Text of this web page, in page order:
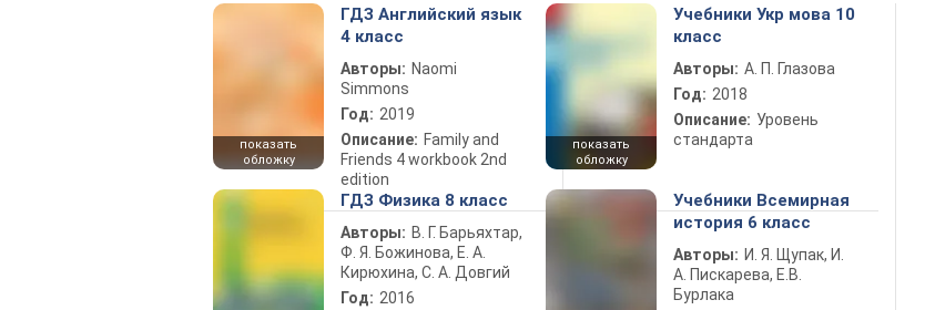
показать
обложку
ГДЗ Английский язык
4 класс
Авторы: Naomi
Simmons
Год: 2019
Описание: Family and
Friends 4 workbook 2nd
edition
показать
обложку
Учебники Укр мова 10
класс
Авторы: А. П. Глазова
Год: 2018
Описание: Уровень
стандарта
ГДЗ Физика 8 класс
Авторы: В. Г. Барьяхтар,
Ф. Я. Божинова, Е. А.
Кирюхина, С. А. Довгий
Год: 2016
Учебники Всемирная
история 6 класс
Авторы: И. Я. Щупак, И.
А. Пискарева, Е.В.
Бурлака